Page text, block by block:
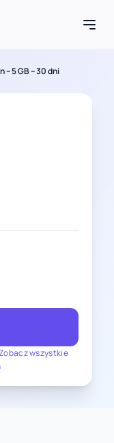
– 5 GB – 30 dni
wszystkie